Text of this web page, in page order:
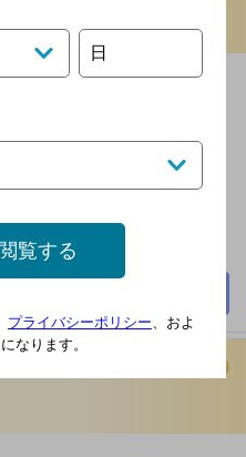
日
覧する
プライバシーポリシー、およ
なります。